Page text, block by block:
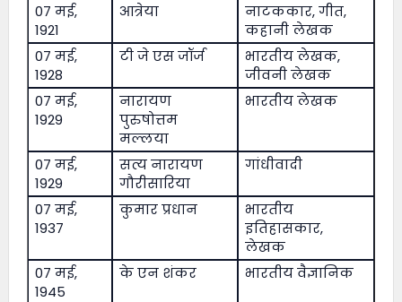
07 मई,
1921
आत्रेया
नाटककार, गीत,
कहानी लेखक
07 मई,
1928
टी जे एस जॉर्ज
भारतीय लेखक,
जीवनी लेखक
07 मई,
1929
नारायण
पुरुषोत्तम
मल्लया
भारतीय लेखक
07 मई,
1929
सत्य नारायण
गौरीसारिया
गांधीवादी
07 मई,
1937
कुमार प्रधान
भारतीय
इतिहासकार,
लेखक
07 मई,
1945
के एन शंकर भारतीय वैज्ञानिक